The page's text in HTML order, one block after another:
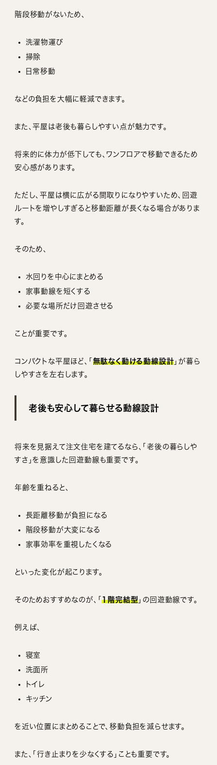
階段移動がないため、
洗濯物運び
掃除
日常移動
などの負担を大幅に軽減できます。
また、平屋は老後も暮らしやすい点が魅力です。
将来的に体力が低下しても、ワンフロアで移動できるため
安心感があります。
ただし、平屋は横に広がる間取りになりやすいため、回遊
ルートを増やしすぎると移動距離が長くなる場合がありま
す。
そのため、
水回りを中心にまとめる
家事動線を短くする
必要な場所だけ回遊させる
ことが重要です。
コンパクトな平屋ほど、「 無駄なく動ける動線設計 」が暮ら
しやすさを左右します。
老後も安心して暮らせる動線設計
将来を見据えて注文住宅を建てるなら、「老後の暮らしや
すさ」を意識した回遊動線も重要です。
年齢を重ねると、
長距離移動が負担になる
階段移動が大変になる
家事効率を重視したくなる
といった変化が起こります。
そのためおすすめなのが、「1階完結型 」の回遊動線です。
例えば、
寝室
洗面所
トイレ
キッチン
を近い位置にまとめることで、移動負担を減らせます。
また、「行き止まりを少なくする」ことも重要です。